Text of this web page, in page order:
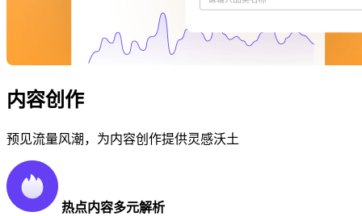
内容创作
预见流量风潮，为内容创作提供灵感沃土
热点内容多元解析